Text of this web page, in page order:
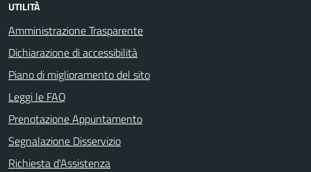
UTILITÀ
Amministrazione Trasparente
Dichiarazione di accessibilità
Piano di miglioramento del sito
Leggi le FAQ
Prenotazione Appuntamento
Segnalazione Disservizio
Richiesta d'Assistenza